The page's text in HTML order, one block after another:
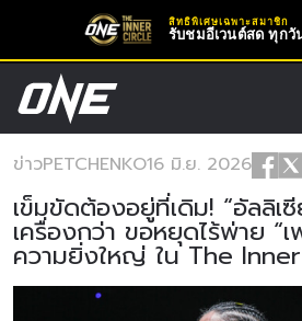
สิทธิพิเศษเฉพาะสมาชิก
รับชมอีเวนต์สด ทุกวั
ข่าวPETCHENKO16 มิ.ย. 2026
เข็มขัดต้องอยู่ที่เดิม! “อัลลิเ
เครื่องกว่า ขอหยุดไร้พ่าย “
ความยิ่งใหญ่ ใน The